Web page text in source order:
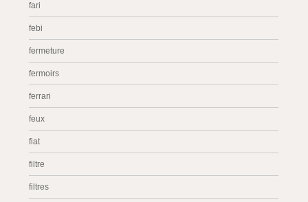
fari
febi
fermeture
fermoirs
ferrari
feux
fiat
filtre
filtres